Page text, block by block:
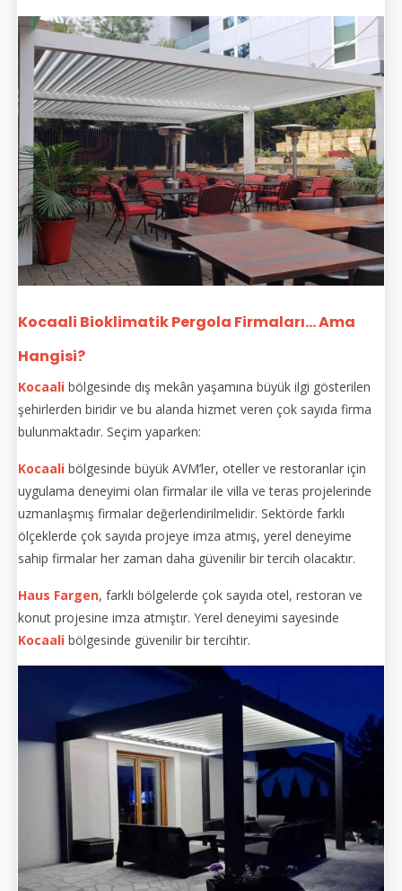
Kocaali Bioklimatik Pergola Firmaları... Ama
Hangisi?
Kocaali bölgesinde dış mekân yaşamına büyük ilgi gösterilen
şehirlerden biridir ve bu alanda hizmet veren çok sayıda firma
bulunmaktadır. Seçim yaparken:
Kocaali bölgesinde büyük AVM’ler, oteller ve restoranlar için
uygulama deneyimi olan firmalar ile villa ve teras projelerinde
uzmanlaşmış firmalar değerlendirilmelidir. Sektörde farklı
ölçeklerde çok sayıda projeye imza atmış, yerel deneyime
sahip firmalar her zaman daha güvenilir bir tercih olacaktır.
Haus Fargen, farklı bölgelerde çok sayıda otel, restoran ve
konut projesine imza atmıştır. Yerel deneyimi sayesinde
Kocaali bölgesinde güvenilir bir tercihtir.